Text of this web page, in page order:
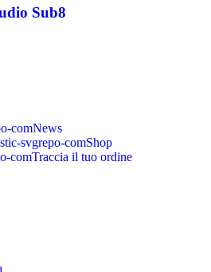
Sub8
News
Shop
Traccia il tuo ordine